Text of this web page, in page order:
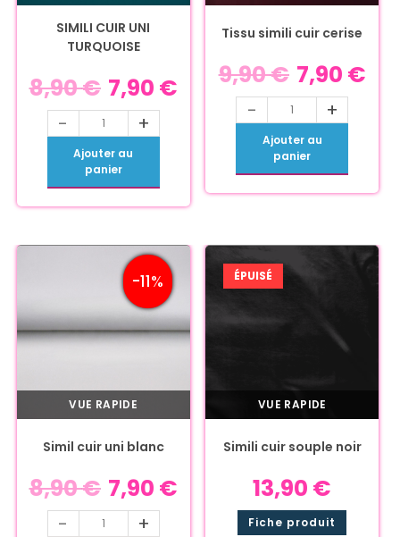
SIMILI CUIR UNI
TURQUOISE
8,90€ 7,90 €
- +
Ajouter au
panier
Tissu simili cuir cerise
9,90€ 7,90 €
- +
Ajouter au
panier
-11%
VUE RAPIDE
Simil cuir uni blanc
8,90€ 7,90 €
- +
ÉPUISÉ
VUE RAPIDE
Simili cuir souple noir
13,90 €
Fiche produit